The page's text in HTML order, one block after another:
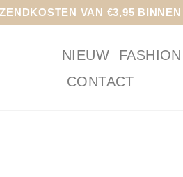
VAN €3,95
NIEUW FASHION
CONTACT